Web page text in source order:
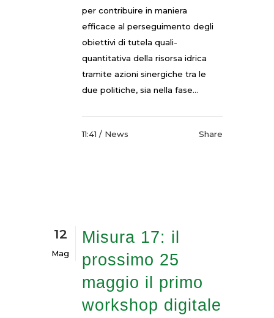
per contribuire in maniera
efficace al perseguimento degli
obiettivi di tutela quali-
quantitativa della risorsa idrica
tramite azioni sinergiche tra le
due politiche, sia nella fase...
11:41 / News Share
12
Mag
Misura 17: il
prossimo 25
maggio il primo
workshop digitale